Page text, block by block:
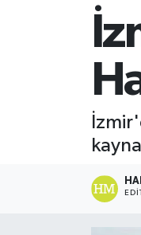
Bandırma
BİYOGRAFİLER
Burhaniye
Balıkesir
Süper Lig
Tüm Manşetler
Son Dakika
Haber Arşivi